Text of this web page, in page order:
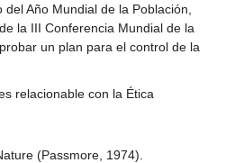
Año Mundial de la Población,
la III Conferencia Mundial de la
un plan para el control de la
relacionable con la Ética
(Passmore, 1974).